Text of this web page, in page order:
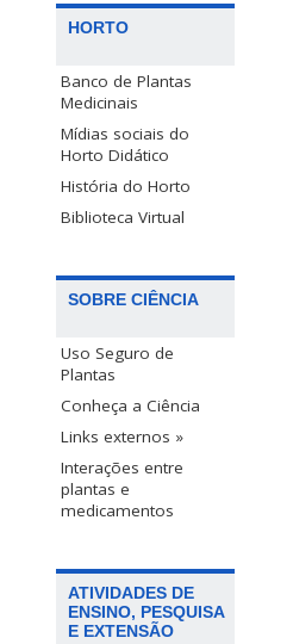
HORTO
Banco de Plantas
Medicinais
Mídias sociais do
Horto Didático
História do Horto
Biblioteca Virtual
SOBRE CIÊNCIA
Uso Seguro de
Plantas
Conheça a Ciência
Links externos »
Interações entre
plantas e
medicamentos
ATIVIDADES DE
ENSINO, PESQUISA
E EXTENSÃO